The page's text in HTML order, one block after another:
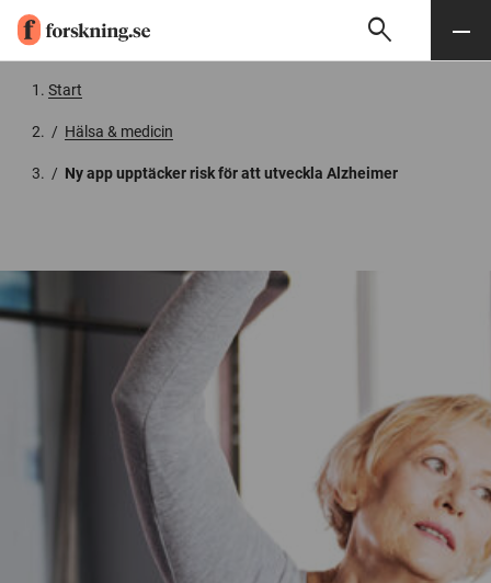
Söksearch Meny
Start
/ Hälsa & medicin
/ Ny app upptäcker risk för att utveckla Alzheimer